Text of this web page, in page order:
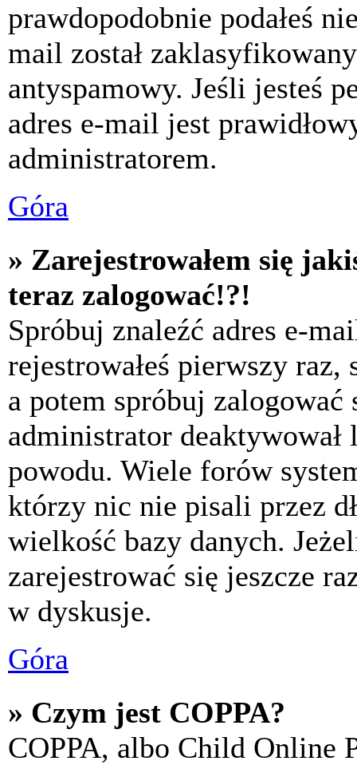
prawdopodobnie podałeś
mail został
antyspamowy. Jeśli jesteś
adres e-mail jest
administratorem.
Góra
» Zarejestrowałem się
teraz zalogować!?!
Spróbuj znaleźć adres e-
rejestrowałeś pierwszy
a potem spróbuj
administrator deaktywował
powodu. Wiele forów
którzy nic nie pisali przez
wielkość bazy danych.
zarejestrować się jeszcze
w dyskusje.
Góra
» Czym jest COPPA?
COPPA, albo Child Online